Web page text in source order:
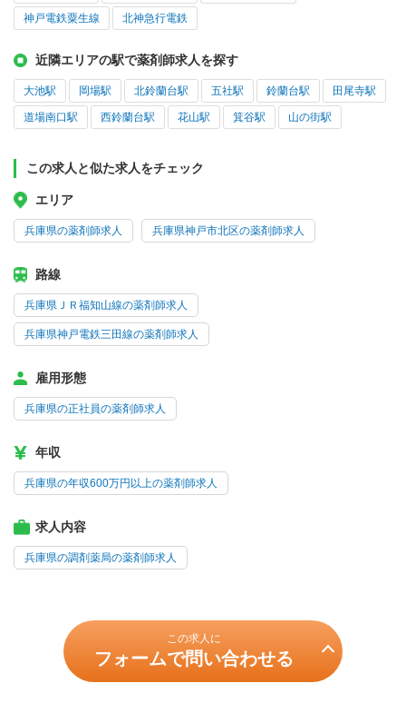
神戸電鉄粟生線 北神急行電鉄
近隣エリアの駅で薬剤師求人を探す
大池駅 岡場駅 北鈴蘭台駅 五社駅 鈴蘭台駅 田尾寺駅
道場南口駅 西鈴蘭台駅 花山駅 箕谷駅 山の街駅
この求人と似た求人をチェック
エリア
兵庫県の薬剤師求人 兵庫県神戸市北区の薬剤師求人
路線
兵庫県ＪＲ福知山線の薬剤師求人
兵庫県神戸電鉄三田線の薬剤師求人
雇用形態
兵庫県の正社員の薬剤師求人
年収
兵庫県の年収600万円以上の薬剤師求人
求人内容
兵庫県の調剤薬局の薬剤師求人
この求人に
フォームで問い合わせる